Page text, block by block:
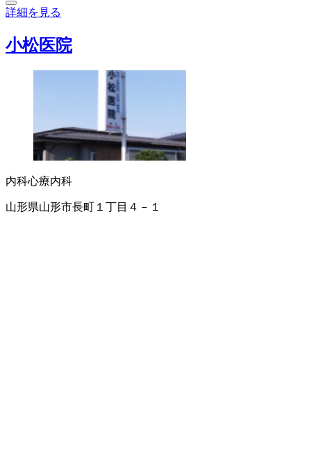
詳細を見る
小松医院
内科心療内科
山形県山形市長町１丁目４－１